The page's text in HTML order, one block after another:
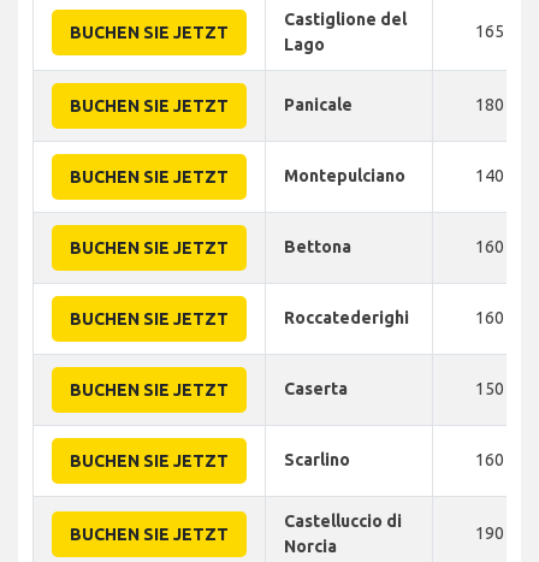
BUCHEN SIE JETZT
Castiglione del
Lago
165
BUCHEN SIE JETZT Panicale 180
BUCHEN SIE JETZT Montepulciano 140
BUCHEN SIE JETZT Bettona 160
BUCHEN SIE JETZT Roccatederighi 160
BUCHEN SIE JETZT Caserta 150
BUCHEN SIE JETZT Scarlino 160
BUCHEN SIE JETZT
Castelluccio di
Norcia
190